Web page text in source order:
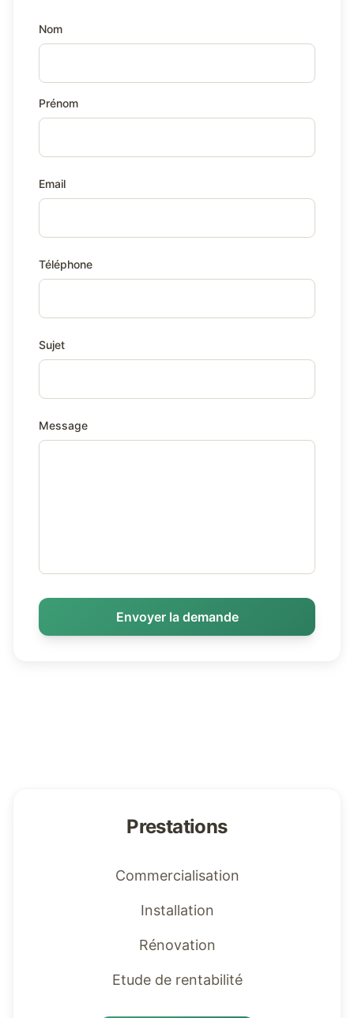
Nom
Prénom
Email
Téléphone
Sujet
Message
Envoyer la demande
Prestations
Commercialisation
Installation
Rénovation
Etude de rentabilité